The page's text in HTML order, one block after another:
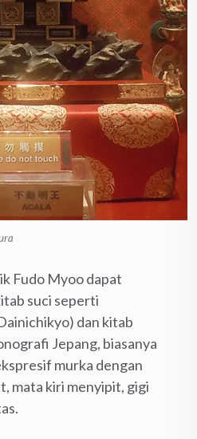
Fudo Myoo dapat
suci seperti
dan kitab
Jepang, biasanya
murka dengan
mata kiri menyipit, gigi